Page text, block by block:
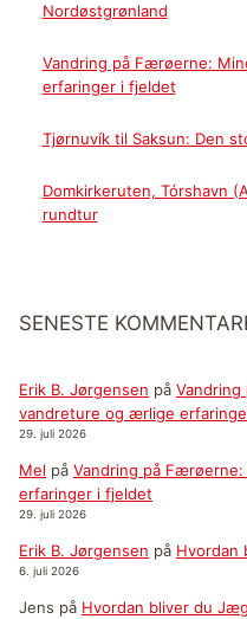
Nordøstgrønland
Vandring på Færøerne:
erfaringer i fjeldet
Tjørnuvík til Saksun: Den
Domkirkeruten, Tórshavn
rundtur
SENESTE
Erik B. Jørgensen på
vandreture og ærlige
29. juli 2026
Mel på Vandring på
erfaringer i fjeldet
29. juli 2026
Erik B. Jørgensen på Hvordan
6. juli 2026
Jens på Hvordan bliver du